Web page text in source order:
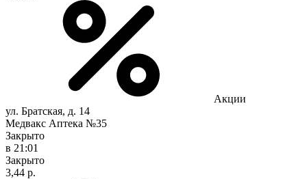
Акции
ул. Братская, д. 14
Медвакс Аптека №35
Закрыто
в 21:01
Закрыто
3,44 р.